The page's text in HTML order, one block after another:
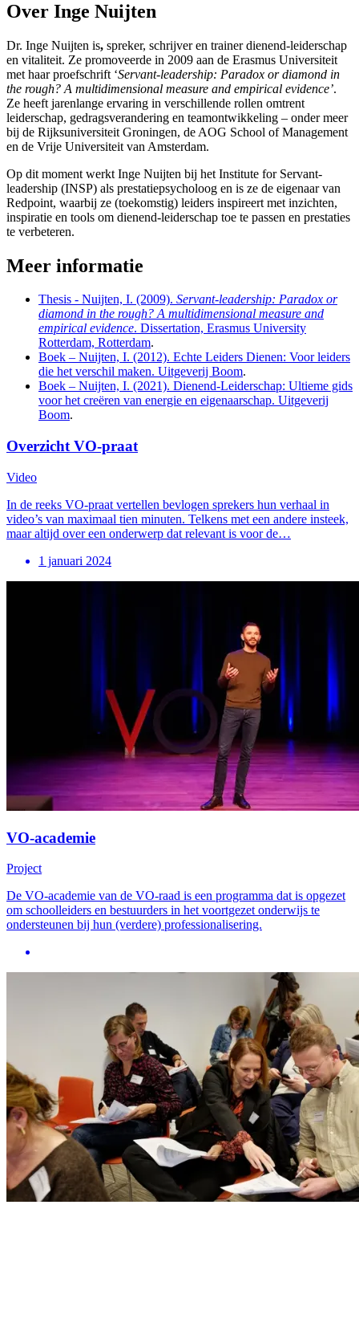
Over Inge Nuijten
Dr. Inge Nuijten is, spreker, schrijver en trainer dienend-leiderschap
en vitaliteit. Ze promoveerde in 2009 aan de Erasmus Universiteit
met haar proefschrift ‘Servant-leadership: Paradox or diamond in
the rough? A multidimensional measure and empirical evidence’.
Ze heeft jarenlange ervaring in verschillende rollen omtrent
leiderschap, gedragsverandering en teamontwikkeling – onder meer
bij de Rijksuniversiteit Groningen, de AOG School of Management
en de Vrije Universiteit van Amsterdam.
Op dit moment werkt Inge Nuijten bij het Institute for Servant-
leadership (INSP) als prestatiepsycholoog en is ze de eigenaar van
Redpoint, waarbij ze (toekomstig) leiders inspireert met inzichten,
inspiratie en tools om dienend-leiderschap toe te passen en prestaties
te verbeteren.
Meer informatie
Thesis - Nuijten, I. (2009). Servant-leadership: Paradox or
diamond in the rough? A multidimensional measure and
empirical evidence. Dissertation, Erasmus University
Rotterdam, Rotterdam.
Boek – Nuijten, I. (2012). Echte Leiders Dienen: Voor leiders
die het verschil maken. Uitgeverij Boom.
Boek – Nuijten, I. (2021). Dienend-Leiderschap: Ultieme gids
voor het creëren van energie en eigenaarschap. Uitgeverij
Boom.
Overzicht VO-praat
Video
In de reeks VO-praat vertellen bevlogen sprekers hun verhaal in
video’s van maximaal tien minuten. Telkens met een andere insteek,
maar altijd over een onderwerp dat relevant is voor de…
1 januari 2024
VO-academie
Project
De VO-academie van de VO-raad is een programma dat is opgezet
om schoolleiders en bestuurders in het voortgezet onderwijs te
ondersteunen bij hun (verdere) professionalisering.